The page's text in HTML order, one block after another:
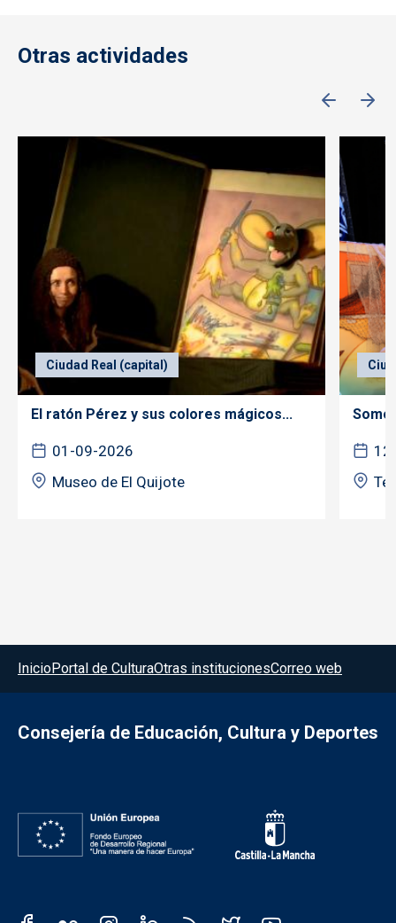
Otras actividades
Ciudad Real (capital)
El ratón Pérez y sus colores mágicos...
01-09-2026
Museo de El Quijote
Menú del pie
InicioPortal de CulturaOtras institucionesCorreo web
Consejería de Educación, Cultura y Deportes